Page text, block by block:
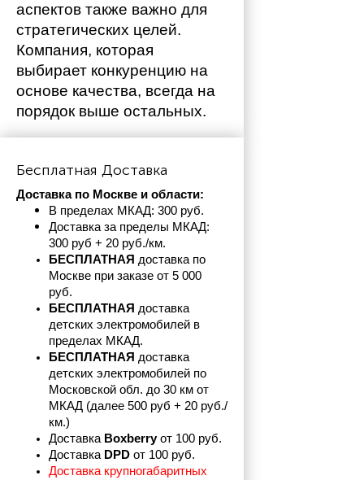
аспектов также важно для
стратегических целей.
Компания, которая
выбирает конкуренцию на
основе качества, всегда на
порядок выше остальных.
Бесплатная Доставка
Доставка по Москве и области:
В пределах МКАД: 300 руб.
Доставка за пределы МКАД:
300 руб + 20 руб./км.
БЕСПЛАТНАЯ доставка по
Москве при заказе от 5 000
руб.
БЕСПЛАТНАЯ доставка
детских электромобилей в
пределах МКАД.
БЕСПЛАТНАЯ доставка
детских электромобилей по
Московской обл. до 30 км от
МКАД (далее 500 руб + 20 руб./
км.)
Доставка Boxberry от 100 руб.
Доставка DPD от 100 руб.
Доставка крупногабаритных